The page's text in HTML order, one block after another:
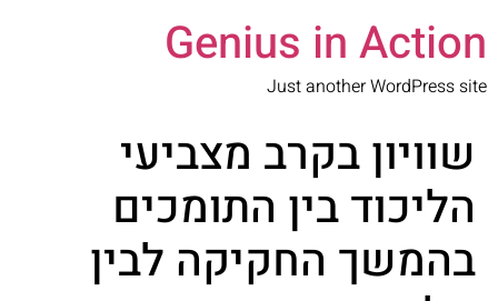
Genius in Action
Just another WordPress site
שוויון בקרב מצביעי
הליכוד בין התומכים
בהמשך החקיקה לבין